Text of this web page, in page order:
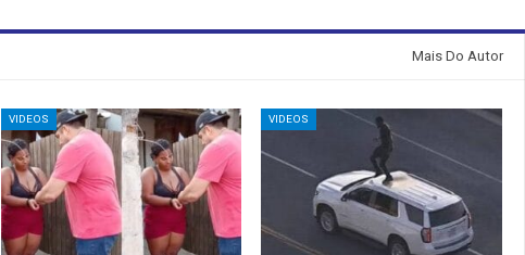
Mais Do Autor
VIDEOS VIDEOS